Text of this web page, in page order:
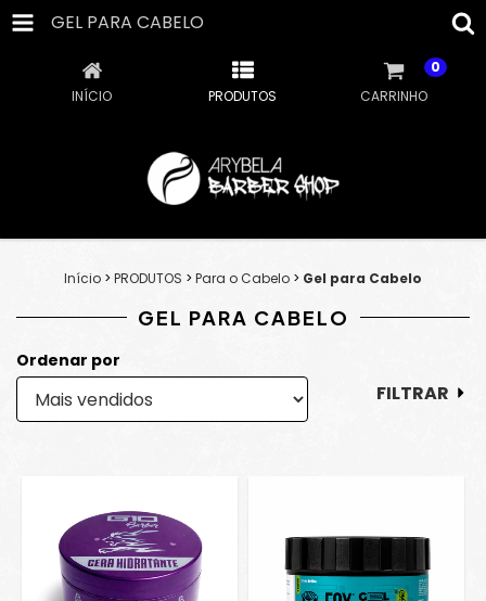
GEL PARA CABELO
INÍCIO PRODUTOS CARRINHO
0
Início >PRODUTOS > Para o Cabelo > Gel para Cabelo
GEL PARA CABELO
Ordenar por
FILTRAR